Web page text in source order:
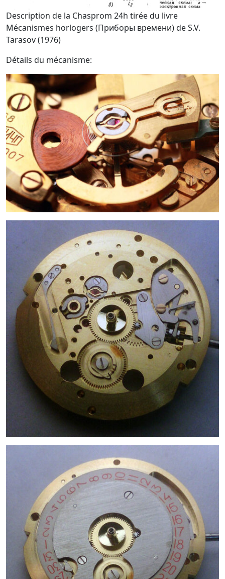
Description de la Chasprom 24h tirée du livre
Mécanismes horlogers (Приборы времени) de S.V.
Tarasov (1976)
Détails du mécanisme: